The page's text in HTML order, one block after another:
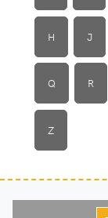
H J
Q R
Z